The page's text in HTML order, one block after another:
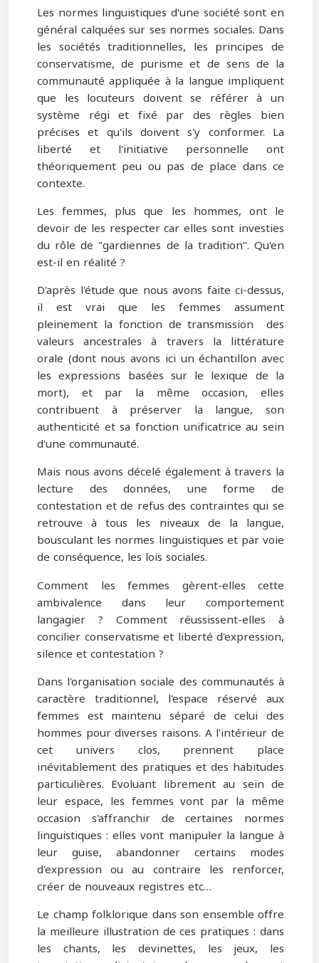
Les normes linguistiques d'une société sont en
général calquées sur ses normes sociales. Dans
les sociétés traditionnelles, les principes de
conservatisme, de purisme et de sens de la
communauté appliquée à la langue impliquent
que les locuteurs doivent se référer à un
système régi et fixé par des règles bien
précises et qu'ils doivent s'y conformer. La
liberté et l'initiative personnelle ont
théoriquement peu ou pas de place dans ce
contexte.
Les femmes, plus que les hommes, ont le
devoir de les respecter car elles sont investies
du rôle de "gardiennes de la tradition". Qu'en
est-il en réalité ?
D'après l'étude que nous avons faite ci-dessus,
il est vrai que les femmes assument
pleinement la fonction de transmission des
valeurs ancestrales à travers la littérature
orale (dont nous avons ici un échantillon avec
les expressions basées sur le lexique de la
mort), et par la même occasion, elles
contribuent à préserver la langue, son
authenticité et sa fonction unificatrice au sein
d'une communauté.
Mais nous avons décelé également à travers la
lecture des données, une forme de
contestation et de refus des contraintes qui se
retrouve à tous les niveaux de la langue,
bousculant les normes linguistiques et par voie
de conséquence, les lois sociales.
Comment les femmes gèrent-elles cette
ambivalence dans leur comportement
langagier ? Comment réussissent-elles à
concilier conservatisme et liberté d'expression,
silence et contestation ?
Dans l'organisation sociale des communautés à
caractère traditionnel, l'espace réservé aux
femmes est maintenu séparé de celui des
hommes pour diverses raisons. A l'intérieur de
cet univers clos, prennent place
inévitablement des pratiques et des habitudes
particulières. Evoluant librement au sein de
leur espace, les femmes vont par la même
occasion s'affranchir de certaines normes
linguistiques : elles vont manipuler la langue à
leur guise, abandonner certains modes
d'expression ou au contraire les renforcer,
créer de nouveaux registres etc…
Le champ folklorique dans son ensemble offre
la meilleure illustration de ces pratiques : dans
les chants, les devinettes, les jeux, les